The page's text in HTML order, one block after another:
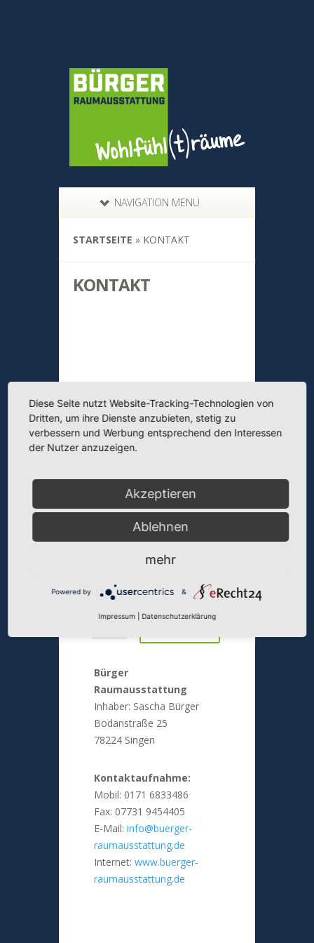
NAVIGATION MENU
STARTSEITE » KONTAKT
KONTAKT
Senden
Bürger
Raumausstattung
Inhaber: Sascha Bürger
Bodanstraße 25
78224 Singen
Kontaktaufnahme:
Mobil: 0171 6833486
Fax: 07731 9454405
E-Mail: info@buerger-
raumausstattung.de
Internet: www.buerger-
raumausstattung.de
Diese Seite nutzt Website-Tracking-Technologien von
Dritten, um ihre Dienste anzubieten, stetig zu
verbessern und Werbung entsprechend den Interessen
der Nutzer anzuzeigen.
Akzeptieren
Ablehnen
mehr
Powered by &
Impressum Datenschutzerklärung